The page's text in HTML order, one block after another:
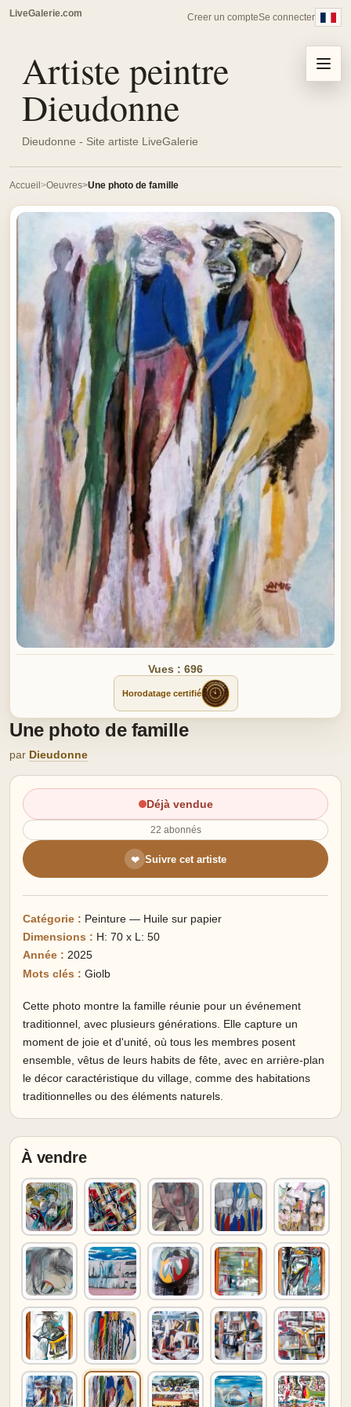
LiveGalerie.com Creer un compteSe connecter
Artiste peintre
Dieudonne
Dieudonne - Site artiste LiveGalerie
Menu
Accueil Oeuvres Une photo de famille
Vues : 696
Horodatage certifié
Une photo de famille
par Dieudonne
Déjà vendue
22 abonnés
❤ Suivre cet artiste
Catégorie : Peinture — Huile sur papier
Dimensions : H: 70 x L: 50
Année : 2025
Mots clés : Giolb
Cette photo montre la famille réunie pour un événement
traditionnel, avec plusieurs générations. Elle capture un
moment de joie et d'unité, où tous les membres posent
ensemble, vêtus de leurs habits de fête, avec en arrière-plan
le décor caractéristique du village, comme des habitations
traditionnelles ou des éléments naturels.
À vendre